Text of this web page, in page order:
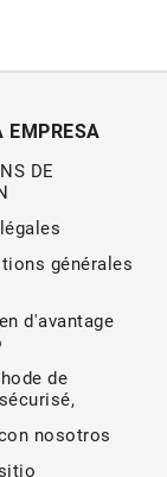
EMPRESA
DE
générales
d'avantage
de
nosotros